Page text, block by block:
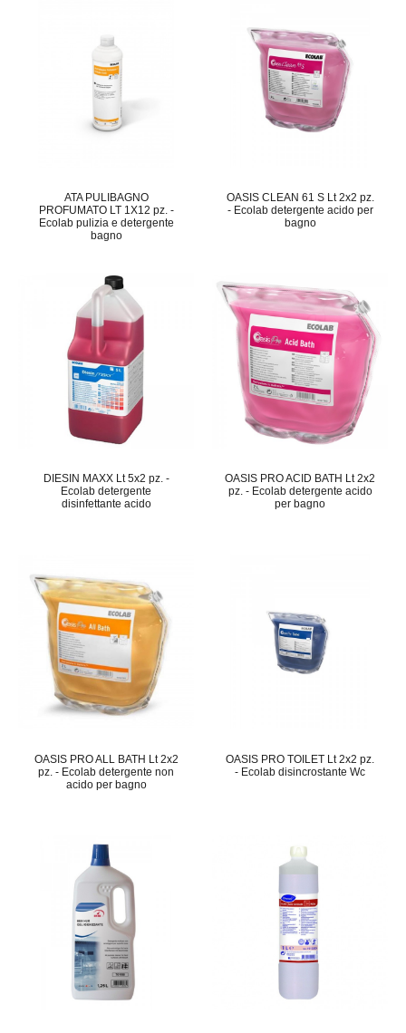
ATA PULIBAGNO
PROFUMATO LT 1X12 pz. -
Ecolab pulizia e detergente
bagno
OASIS CLEAN 61 S Lt 2x2 pz.
- Ecolab detergente acido per
bagno
DIESIN MAXX Lt 5x2 pz. -
Ecolab detergente
disinfettante acido
OASIS PRO ACID BATH Lt 2x2
pz. - Ecolab detergente acido
per bagno
OASIS PRO ALL BATH Lt 2x2
pz. - Ecolab detergente non
acido per bagno
OASIS PRO TOILET Lt 2x2 pz.
- Ecolab disincrostante Wc